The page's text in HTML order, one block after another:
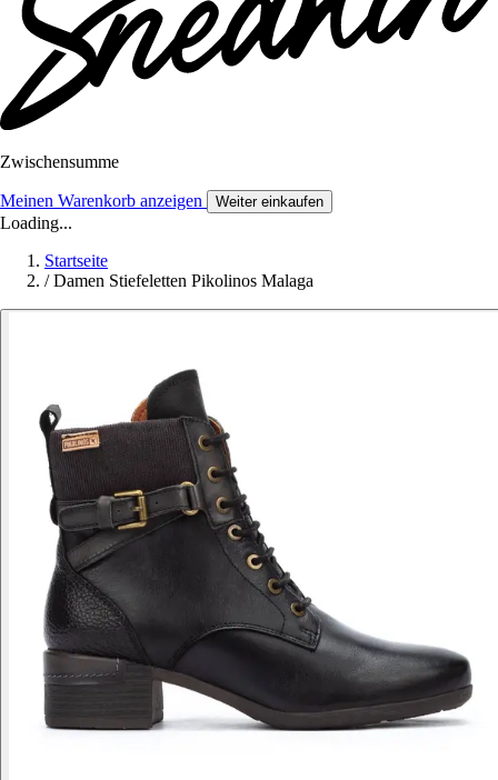
Zwischensumme
Meinen Warenkorb anzeigen Weiter einkaufen
Loading...
Startseite
/ Damen Stiefeletten Pikolinos Malaga